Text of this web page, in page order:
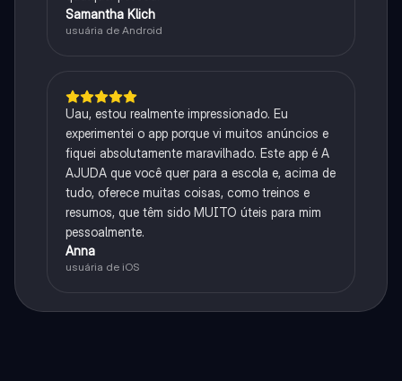
Samantha Klich
usuária de Android
Uau, estou realmente impressionado. Eu
experimentei o app porque vi muitos anúncios e
fiquei absolutamente maravilhado. Este app é A
AJUDA que você quer para a escola e, acima de
tudo, oferece muitas coisas, como treinos e
resumos, que têm sido MUITO úteis para mim
pessoalmente.
Anna
usuária de iOS